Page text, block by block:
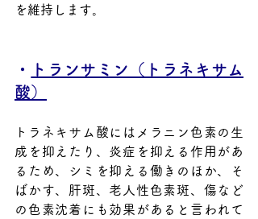
を維持します。
・
トランサミン（トラネキサム
酸）
トラネキサム酸にはメラニン色素の生
成を抑えたり、炎症を抑える作用があ
るため、シミを抑える働きのほか、そ
ばかす、肝斑、老人性色素斑、傷など
の色素沈着にも効果があると言われて